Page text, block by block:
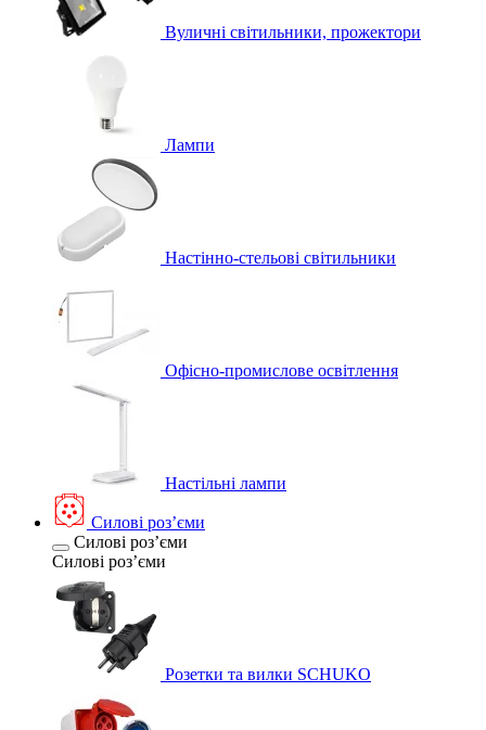
Вуличні світильники, прожектори
Лампи
Настінно-стельові світильники
Офісно-промислове освітлення
Настільні лампи
Силові розʼєми
Силові розʼєми
Силові розʼєми
Розетки та вилки SCHUKO